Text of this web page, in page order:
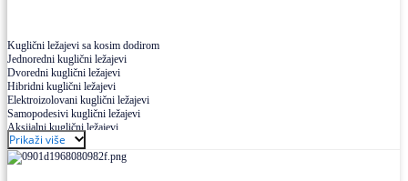
Kuglični ležajevi sa kosim dodirom
Jednoredni kuglični ležajevi
Dvoredni kuglični ležajevi
Hibridni kuglični ležajevi
Elektroizolovani kuglični ležajevi
Samopodesivi kuglični ležajevi
Aksijalni kuglični ležajevi
Kuglični ležajevi od nerđajućeg čelika
Prikaži više